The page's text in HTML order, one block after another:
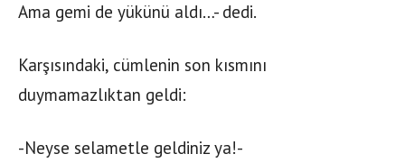
Ama gemi de yükünü aldı…- dedi.
Karşısındaki, cümlenin son kısmını
duymamazlıktan geldi:
-Neyse selametle geldiniz ya!-